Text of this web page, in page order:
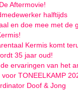
Aftermovie!
halftijds
en doe mee met de
Kermis komt
35 jaar oud!
ervaringen van het
TONEELKAMP
Doof & Jong